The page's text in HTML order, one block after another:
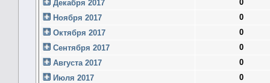
Декабря 2017
0
Ноября 2017
0
Октября 2017
0
Сентября 2017
0
Августа 2017
0
Июля 2017
0